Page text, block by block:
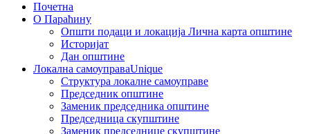
Почетна
О Параћину
Општи подаци и локација Лична карта општине
Историјат
Дан општине
Локална самоуправаUnique
Структура локалне самоуправе
Председник општине
Заменик председника општине
Председница скупштине
Заменик председнице скупштине